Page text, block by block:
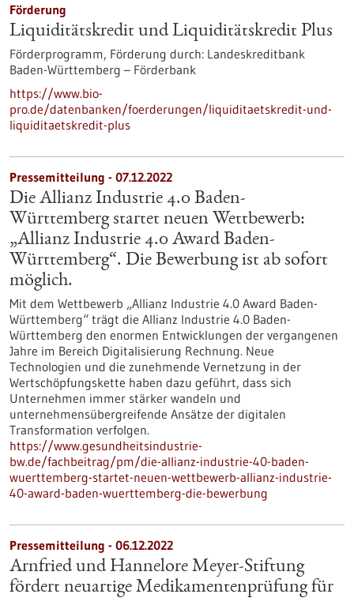
Förderung
Liquiditätskredit und Liquiditätskredit Plus
Förderprogramm, Förderung durch: Landeskreditbank
Baden-Württemberg – Förderbank
https://www.bio-
pro.de/datenbanken/foerderungen/liquiditaetskredit-und-
liquiditaetskredit-plus
Pressemitteilung - 07.12.2022
Die Allianz Industrie 4.0 Baden-
Württemberg startet neuen Wettbewerb:
„Allianz Industrie 4.0 Award Baden-
Württemberg“. Die Bewerbung ist ab sofort
möglich.
Mit dem Wettbewerb „Allianz Industrie 4.0 Award Baden-
Württemberg“ trägt die Allianz Industrie 4.0 Baden-
Württemberg den enormen Entwicklungen der vergangenen
Jahre im Bereich Digitalisierung Rechnung. Neue
Technologien und die zunehmende Vernetzung in der
Wertschöpfungskette haben dazu geführt, dass sich
Unternehmen immer stärker wandeln und
unternehmensübergreifende Ansätze der digitalen
Transformation verfolgen.
https://www.gesundheitsindustrie-
bw.de/fachbeitrag/pm/die-allianz-industrie-40-baden-
wuerttemberg-startet-neuen-wettbewerb-allianz-industrie-
40-award-baden-wuerttemberg-die-bewerbung
Pressemitteilung - 06.12.2022
Arnfried und Hannelore Meyer-Stiftung
fördert neuartige Medikamentenprüfung für